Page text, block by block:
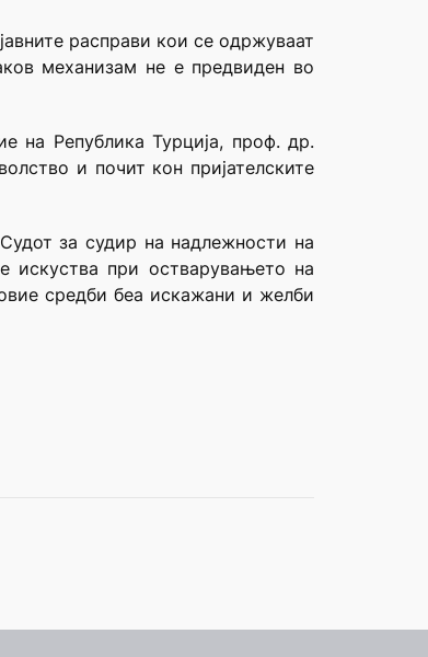
расправи кои се одржуваат
механизам не е предвиден во
на Република Турција, проф. др.
и почит кон пријателските
за судир на надлежности на
искуства при остварувањето на
средби беа искажани и желби